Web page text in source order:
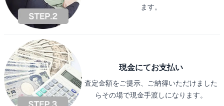
ます。
現金にてお支払い
査定金額をご提示、ご納得いただけました
らその場で現金手渡しになります。